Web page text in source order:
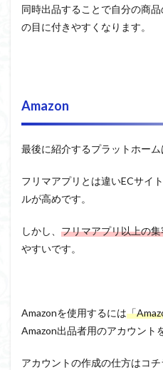
同時出品することで自分の商
の目に付きやすくなります。
Amazon
最後に紹介するプラットホーム
フリマアプリとは違いECサイ
ルが高めです。
しかし、 フリマアプリ以上の
やすいです。
Amazonを使用するには「
Amazon出品者用のアカウント
アカウントの作成の仕方はコチ